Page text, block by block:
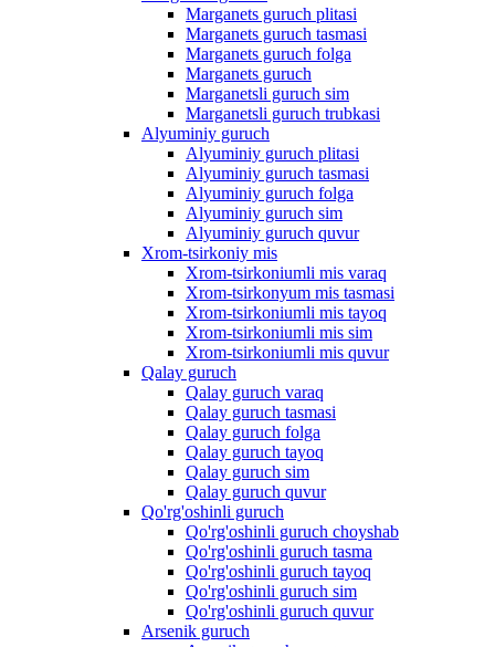
Marganets guruch plitasi
Marganets guruch tasmasi
Marganets guruch folga
Marganets guruch
Marganetsli guruch sim
Marganetsli guruch trubkasi
Alyuminiy guruch
Alyuminiy guruch plitasi
Alyuminiy guruch tasmasi
Alyuminiy guruch folga
Alyuminiy guruch sim
Alyuminiy guruch quvur
Xrom-tsirkoniy mis
Xrom-tsirkoniumli mis varaq
Xrom-tsirkonyum mis tasmasi
Xrom-tsirkoniumli mis tayoq
Xrom-tsirkoniumli mis sim
Xrom-tsirkoniumli mis quvur
Qalay guruch
Qalay guruch varaq
Qalay guruch tasmasi
Qalay guruch folga
Qalay guruch tayoq
Qalay guruch sim
Qalay guruch quvur
Qo'rg'oshinli guruch
Qo'rg'oshinli guruch choyshab
Qo'rg'oshinli guruch tasma
Qo'rg'oshinli guruch tayoq
Qo'rg'oshinli guruch sim
Qo'rg'oshinli guruch quvur
Arsenik guruch